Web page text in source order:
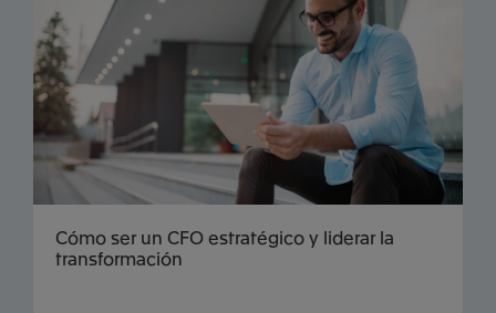
Cómo ser un CFO estratégico y liderar la
transformación